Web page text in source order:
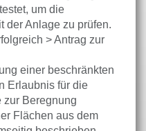
um die
der Anlage zu prüfen.
> Antrag zur
einer beschränkten
Erlaubnis für die
zur Beregnung
Flächen aus dem